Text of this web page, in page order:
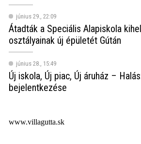
június 29., 22:09
Átadták a Speciális Alapiskola
osztályainak új épületét Gútán
június 28., 15:49
Új iskola, Új piac, Új áruház –
bejelentkezése
www.villagutta.sk